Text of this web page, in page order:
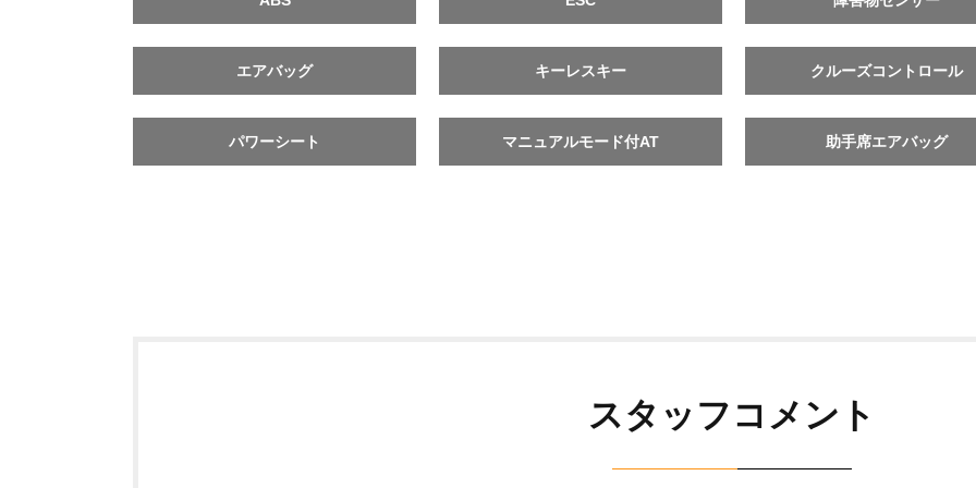
エアバッグ キーレスキー クルーズコントロール
パワーシート マニュアルモード付AT 助手席エアバッグ
スタッフコメント